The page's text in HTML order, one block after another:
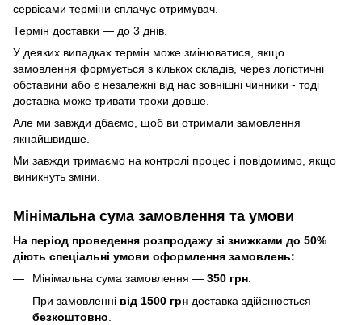
сервісами терміни сплачує отримувач.
Термін доставки — до 3 днів.
У деяких випадках термін може змінюватися, якщо
замовлення формується з кількох складів, через логістичні
обставини або є незалежні від нас зовнішні чинники - тоді
доставка може тривати трохи довше.
Але ми завжди дбаємо, щоб ви отримали замовлення
якнайшвидше.
Ми завжди тримаємо на контролі процес і повідомимо, якщо
виникнуть зміни.
Мінімальна сума замовлення та умови
На період проведення розпродажу зі знижками до 50%
діють спеціальні умови оформлення замовлень:
Мінімальна сума замовлення — 350 грн
При замовленні від 1500 грн доставка здійснюється
безкоштовно.